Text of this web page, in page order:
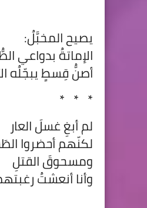
يصيح المخبَّلُ:
الإماتةُ بدواعي
أصنُّ قِسطٍ يبجّلُه
*
*
*
لم أبغِ غسلَ العار
لكنّهم أحضروا
ومسحوقَ القتلِ
وأنا أنعشتُ